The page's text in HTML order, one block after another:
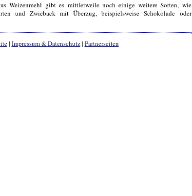
Weizenmehl gibt es mittlerweile noch einige weitere Sorten, wie
und Zwieback mit Überzug, beispielsweise Schokolade oder
| Impressum & Datenschutz| Partnerseiten